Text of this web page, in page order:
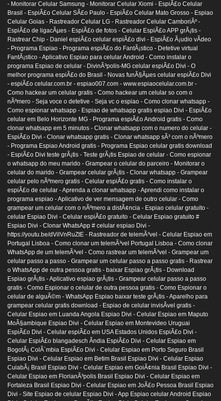
- Monitorar Celular Samsung - Monitorar Celular Xiomi - EspiÃ£o Celular
Brasil - EspiÃ£o Celular SÃ£o Paulo - EspiÃ£o Celular Mato Grosso - Espiao
Celular Goias - Rastreador Celular LG - Rastreador Celular CamboriÃº -
EspiÃ£o de ligacÃµes - EspiÃ£o de fotos - Celular EspiÃ£o APP grÃ¡tis -
Rastrear Chip - Daniel espiÃ£o celular espiÃ£o divi - EspiÃ£o Ã¡udio vÃ­deo
- Programa Espiao - Programa espiÃ£o do FantÃ¡stico - Detetive virtual
FantÃ¡stico -Aplicativo Espiao para celular Android - Como instalar o
programa Espiao de celular - DivinÃ³polis-MG celular espiÃ£o Divi - O
melhor programa espiÃ£o do Brasil - Novas funÃ§Ãµes celular espiÃ£o Divi
- espiÃ£o celular.com.br - espiao007.com - www.espiaocelular.com.br -
Como hackear um celular gratis - Como hackear um celular so com o
nÃºmero - Seja voce o detetive - Seja vc o espiao - Como clonar whatsapp -
Como espionar whatsapp - Espiao de whatsapp gratis espiao Divi - EspiÃ£o
celular em Belo Horizonte MG - Programa espiÃ£o Android gratis - Como
clonar whatsapp em 5 minutos - Clonar whatsapp com o numero do celular -
EspiÃ£o Divi - Clonar whatsapp gratis - Clonar whatsapp sÃ³ com o nÃºmero
- Programa Espiao Android gratis - Programa Espiao celular gratis download
- EspiÃ£o Divi teste grÃ¡tis - Teste grÃ¡tis Espiao de celular - Como espionar
o whatsapp do meu marido - Grampear o celular do parceiro - Monitorar o
celular do marido - Grampear celular grÃ¡tis - Clonar whatsapp - Grampear
celular pelo nÃºmero gratis - Celular espiÃ£o gratis - Como instalar o
espiÃ£o de celular -Aprenda a clonar whatsapp -Aprendi como instalar o
programa espiao -Aplicativo de ver mensagem de outro celular - Como
grampear um celular com o nÃºmero a distÃ¢ncia - Espiao celular gratuito -
celular Espiao Divi - Celular espiÃ£o gratuito - Celular Espiao gratuito #
Espiao Divi - Clonar WhatsApp # celular espiao Divi -
https://youtu.be/dVilVnRuZtE - Rastreador de telemÃ³vel - Celular Espiao em
Portugal Lisboa - Como clonar um telemÃ³vel Portugal Lisboa - Como clonar
WhatsApp de um telemÃ³vel - Como rastrear um telemÃ³vel - Grampear um
celular passo a passo - Grampear um celular passo a passo gratis - Rastrear
o WhatsApp de outra pessoa gratis - baixar Espiao grÃ¡tis - Download
Espiao grÃ¡tis -Aplicativo espiao grÃ¡tis - Grampear celular passo a passo
gratis - Como Espionar o celular de outra pessoa gratis - Como Espionar o
celular de alguÃ©m - WhatsApp Espiao baixar teste grÃ¡tis -Aparelho para
grampear celular gratis download - Espiao de celular invisÃ­vel gratis -
Celular Espiao em Luanda Angola Espiao Divi - Celular Espiao em Maputo
MoÃ§ambique Espiao Divi - Celular Espiao em Montevideo Uruguai
EspiÃ£o Divi - Celular espiÃ£o em USA Estados Unidos EspiÃ£o Divi -
Celular EspiÃ£o blangadesch Ãndia EspiÃ£o Divi - Celular Espiao em
BogotÃ¡ ColÃ´mbia EspiÃ£o Divi - Celular Espiao em Porto Seguro Brasil
Espiao Divi - Celular Espiao em Betim Brasil Espiao Divi - Celular Espiao
CuiabÃ¡ Brasil Espiao Divi - Celular Espiao em GoiÃ¢nia Brasil Espiao Divi -
Celular Espiao em FlorianÃ³polis Brasil Espiao Divi - Celular Espiao em
Fortaleza Brasil Espiao Divi - Celular Espiao em JoÃ£o Pessoa Brasil Espiao
Divi - Site Espiao de celular Espiao Divi -App Espiao celular Android Espiao